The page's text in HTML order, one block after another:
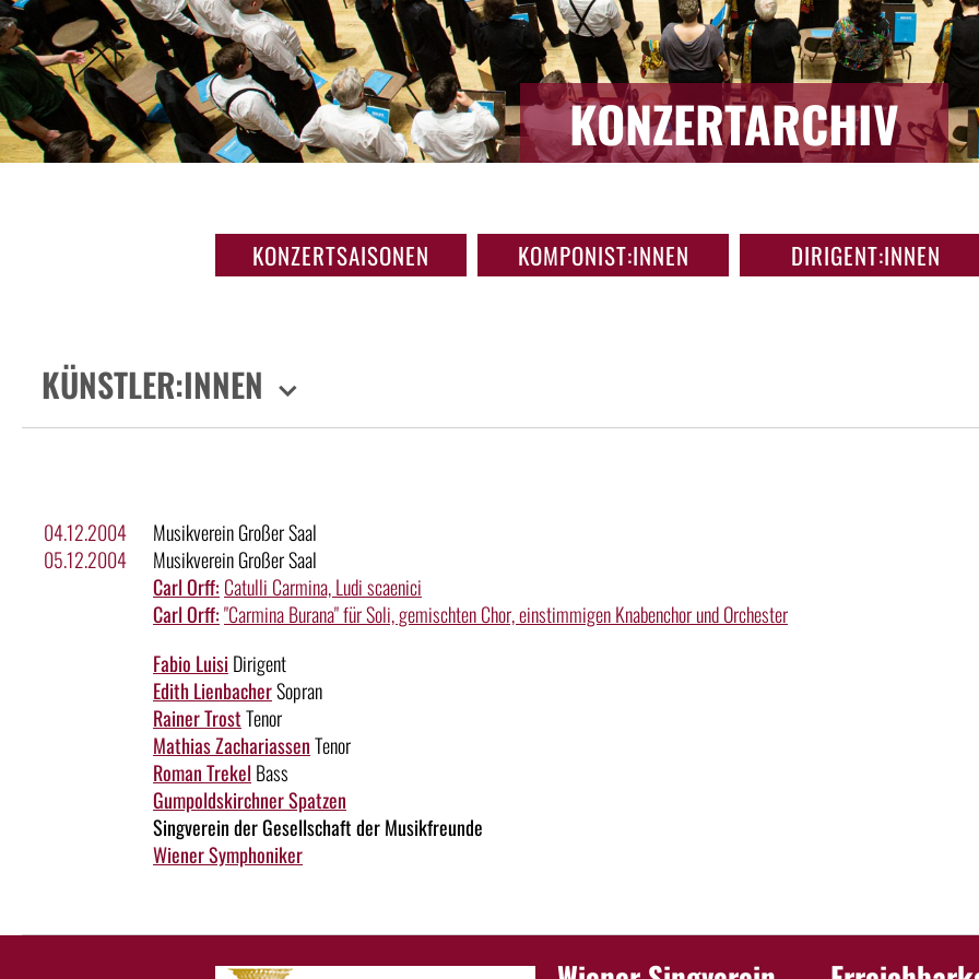
KONZERTARCHIV
KONZERTSAISONEN KOMPONIST:INNEN DIRIGENT:INNEN
KÜNSTLER:INNEN
04.12.2004
Musikverein Großer Saal
05.12.2004
Musikverein Großer Saal
Carl Orff: Catulli Carmina, Ludi scaenici
Carl Orff:"Carmina Burana" für Soli, gemischten Chor, einstimmigen Knabenchor und Orchester
Fabio Luisi Dirigent
Edith LienbacherSopran
Rainer TrostTenor
Mathias ZachariassenTenor
Roman Trekel Bass
Gumpoldskirchner Spatzen
Singverein der Gesellschaft der Musikfreunde
Wiener Symphoniker